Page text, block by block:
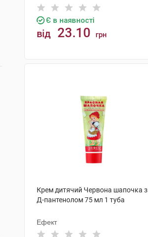
Є в наявності
від 23.10 грн
Крем дитячий Червона шапочка з
Д-пантенолом 75 мл 1 туба
Ефект